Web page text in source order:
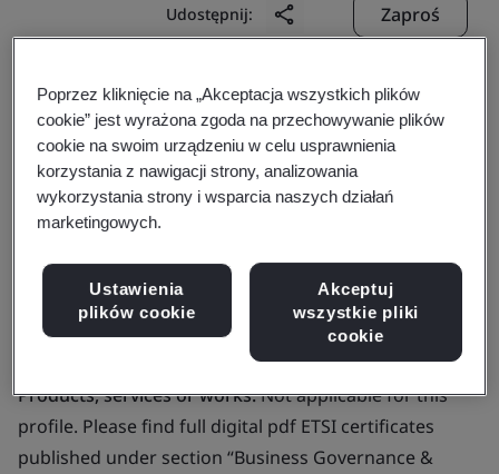
Udostępnij: Zaproś
Multi-Post Services B.V.
Business scope:Not applicable for this profile. Please
find full digital pdf ETSI certificates published under
section “Business Governance & Certifications".
Products, services or works:Not applicable for this
profile. Please find full digital pdf ETSI certificates
published under section “Business Governance &
Poprzez kliknięcie na „Akceptacja wszystkich plików
cookie” jest wyrażona zgoda na przechowywanie plików
cookie na swoim urządzeniu w celu usprawnienia
korzystania z nawigacji strony, analizowania
wykorzystania strony i wsparcia naszych działań
marketingowych.
Ustawienia
plików cookie
Akceptuj
wszystkie pliki
cookie